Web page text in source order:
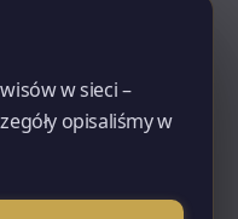
a tynkami.
A wcześniej
elektrycznej i
który wciska się
z resztą
w sieci –
opisaliśmy w